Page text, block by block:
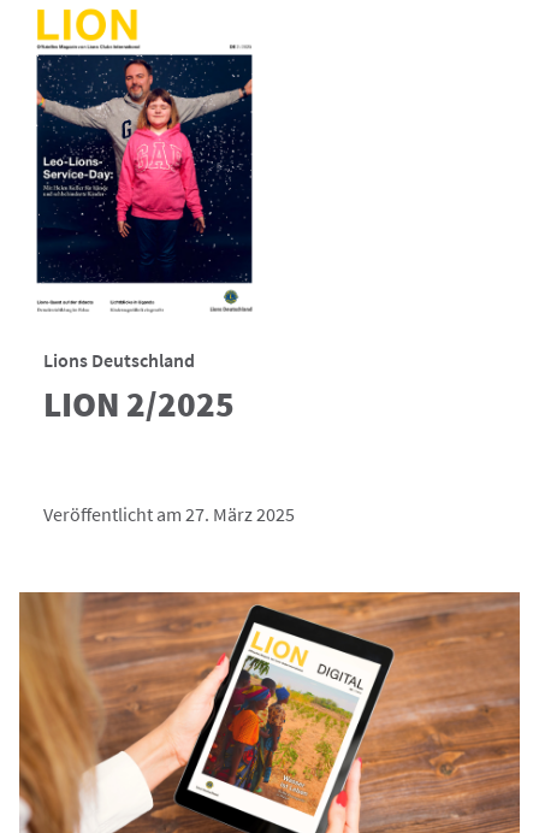
Lions Deutschland
LION 2/2025
Veröffentlicht am 27. März 2025